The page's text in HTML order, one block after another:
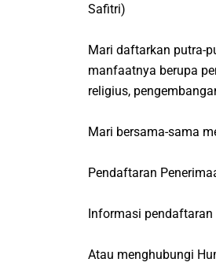
Safitri)
Mari daftarkan putra-
manfaatnya berupa
religius,
Mari bersama-sama
Pendaftaran
Informasi
Atau menghubungi